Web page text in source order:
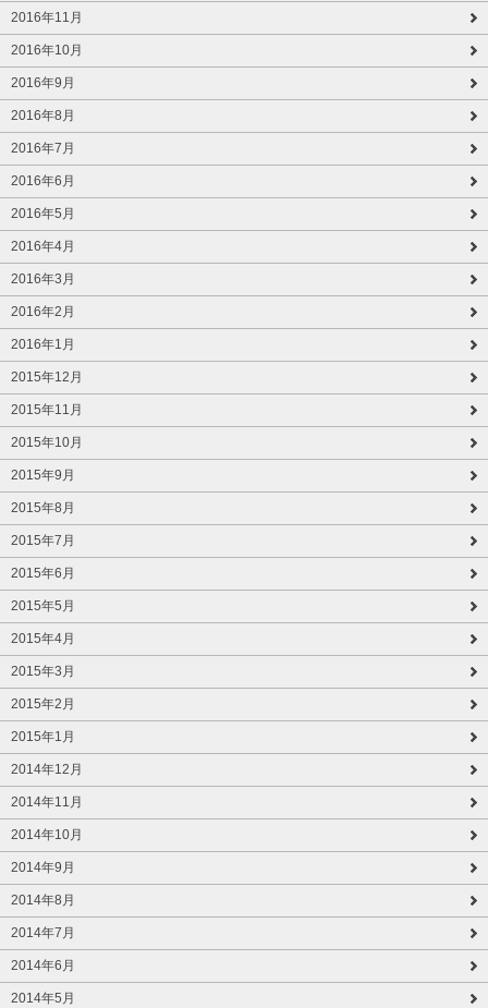
2016年11月
2016年10月
2016年9月
2016年8月
2016年7月
2016年6月
2016年5月
2016年4月
2016年3月
2016年2月
2016年1月
2015年12月
2015年11月
2015年10月
2015年9月
2015年8月
2015年7月
2015年6月
2015年5月
2015年4月
2015年3月
2015年2月
2015年1月
2014年12月
2014年11月
2014年10月
2014年9月
2014年8月
2014年7月
2014年6月
2014年5月